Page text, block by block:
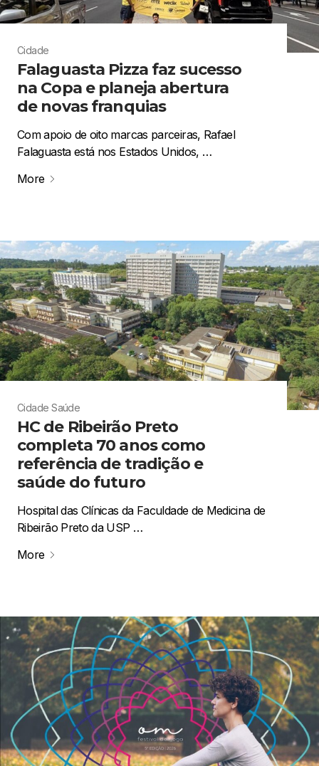
Cidade
Falaguasta Pizza faz sucesso
na Copa e planeja abertura
de novas franquias
Com apoio de oito marcas parceiras, Rafael
Falaguasta está nos Estados Unidos, …
More
Cidade Saúde
HC de Ribeirão Preto
completa 70 anos como
referência de tradição e
saúde do futuro
Hospital das Clínicas da Faculdade de Medicina de
Ribeirão Preto da USP …
More